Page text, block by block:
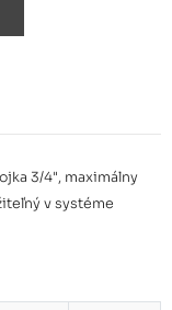
3/4", maximálny
v systéme